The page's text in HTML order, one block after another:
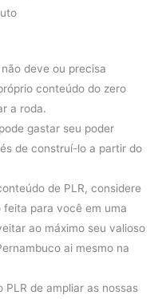
deve ou precisa
conteúdo do zero
a roda.
gastar seu poder
de construí-lo a partir do
de PLR, considere
para você em uma
ao máximo seu valioso
ai mesmo na
de ampliar as nossas